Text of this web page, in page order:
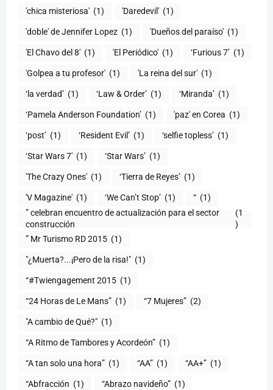
'chica misteriosa' (1) 'Daredevil' (1)
'doble' de Jennifer Lopez (1) 'Dueños del paraíso' (1)
'El Chavo del 8' (1) 'El Periódico' (1) ‘Furious 7’ (1)
'Golpea a tu profesor' (1) 'La reina del sur' (1)
‘la verdad’ (1) ‘Law & Order’ (1) ‘Miranda’ (1)
‘Pamela Anderson Foundation’ (1) 'paz' en Corea (1)
‘post’ (1) ‘Resident Evil’ (1) ‘selfie topless’ (1)
‘Star Wars 7′ (1) ‘Star Wars’ (1)
'The Crazy Ones' (1) ‘Tierra de Reyes’ (1)
'V Magazine' (1) ‘We Can’t Stop’ (1) “ (1)
” celebran encuentro de actualización para el sector
construcción
(1
)
” Mr Turismo RD 2015 (1)
"¿Muerta?...¡Pero de la risa!" (1)
“#Twiengagement 2015 (1)
“24 Horas de Le Mans” (1) “7 Mujeres” (2)
(1)
“A Ritmo de Tambores y Acordeón” (1)
“A tan solo una hora” (1) “AA” (1) “AA+” (1)
“Abfracción (1) “Abrazo navideño” (1)